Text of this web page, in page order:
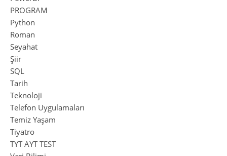
PROGRAM
Python
Roman
Seyahat
Şiir
SQL
Tarih
Teknoloji
Telefon Uygulamaları
Temiz Yaşam
Tiyatro
TYT AYT TEST